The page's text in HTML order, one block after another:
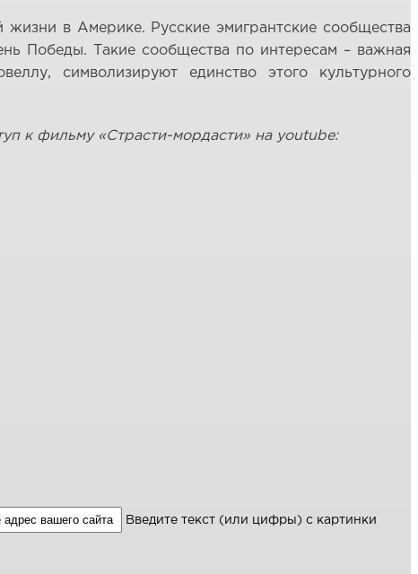
жизни в Америке. Русские эмигрантские сообщества
Победы. Такие сообщества по интересам – важная
символизируют единство этого культурного
к фильму «Страсти-мордасти» на youtube:
Введите текст (или цифры) с картинки